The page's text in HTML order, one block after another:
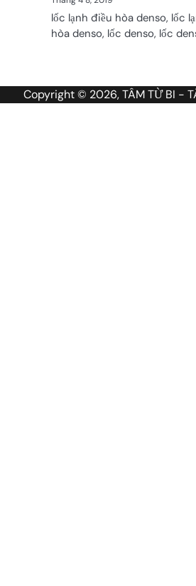
lốc lạnh điều hòa denso, lốc
hòa denso, lốc denso, lốc
Copyright © 2026, TÂM TỪ BI -